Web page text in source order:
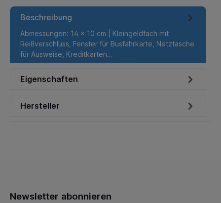
Beschreibung
Abmessungen: 14 x 10 cm | Kleingeldfach mit
Reißverschluss, Fenster für Busfahrkarte, Netztasche
für Ausweise, Kreditkarten…
Eigenschaften
Hersteller
Newsletter abonnieren